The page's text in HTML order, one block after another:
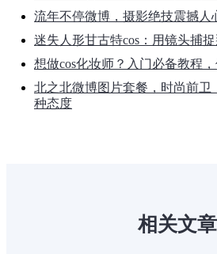
流年不停微博，摄影绝技震撼人
迷失人形甘古特cos：用镜头捕
想做cos化妆师？入门必备教程
北之北微博图片套餐，时尚前卫
种态度
相关文章